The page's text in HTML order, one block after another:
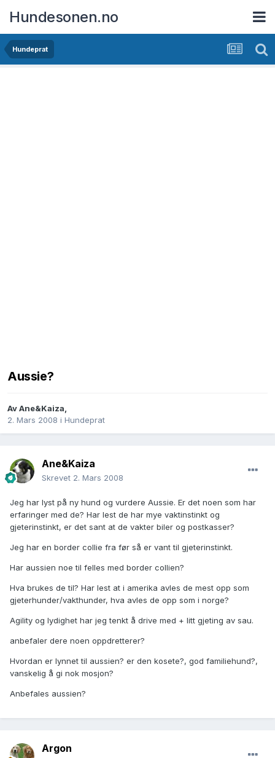
Hundesonen.no
Hundeprat
Aussie?
AvAne&Kaiza,
2. Mars 2008 i Hundeprat
Ane&Kaiza
Skrevet 2. Mars 2008
Jeg har lyst på ny hund og vurdere Aussie. Er det noen som har
erfaringer med de? Har lest de har mye vaktinstinkt og
gjeterinstinkt, er det sant at de vakter biler og postkasser?
Jeg har en border collie fra før så er vant til gjeterinstinkt.
Har aussien noe til felles med border collien?
Hva brukes de til? Har lest at i amerika avles de mest opp som
gjeterhunder/vakthunder, hva avles de opp som i norge?
Agility og lydighet har jeg tenkt å drive med + litt gjeting av sau.
anbefaler dere noen oppdretterer?
Hvordan er lynnet til aussien? er den kosete?, god familiehund?,
vanskelig å gi nok mosjon?
Anbefales aussien?
Argon